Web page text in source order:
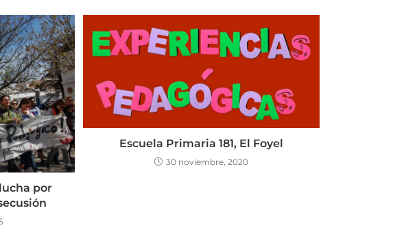
por
Escuela Primaria 181, El Foyel
30 noviembre, 2020